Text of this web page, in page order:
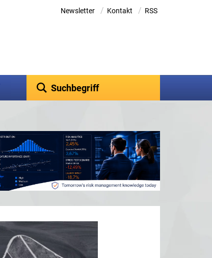
Newsletter / Kontakt / RSS